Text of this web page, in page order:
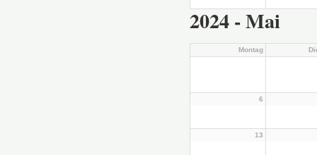
2024 - Mai
Montag
6
13